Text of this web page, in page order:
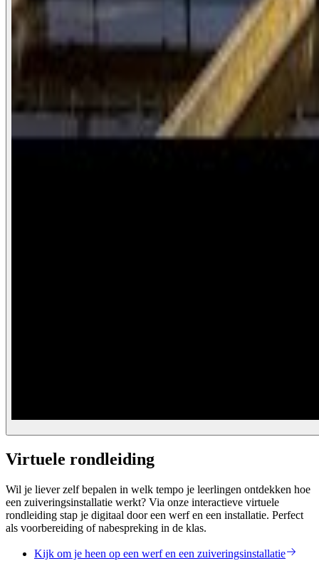
Virtuele rondleiding
Wil je liever zelf bepalen in welk tempo je leerlingen ontdekken hoe
een zuiveringsinstallatie werkt? Via onze interactieve virtuele
rondleiding stap je digitaal door een werf en een installatie. Perfect
als voorbereiding of nabespreking in de klas.
Kijk om je heen op een werf en een zuiveringsinstallatie